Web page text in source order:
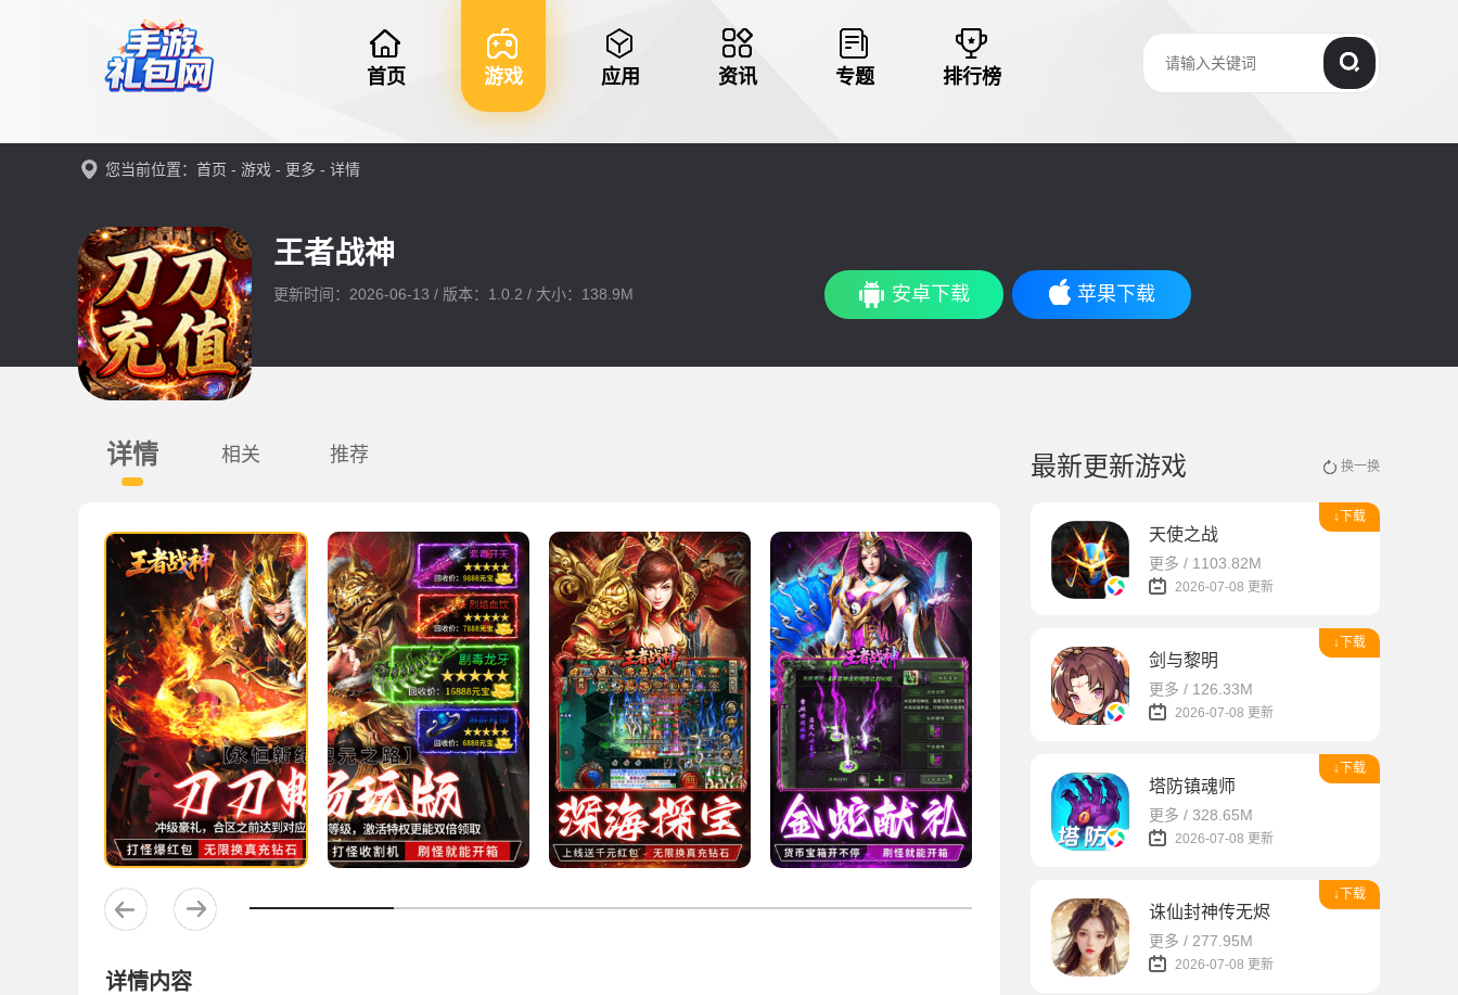
首页 游戏 应用 资讯 专题 排行榜
您当前位置： 首页 - 游戏 - 更多 - 详情
王者战神
更新时间：2026-06-13 / 版本：1.0.2 / 大小：138.9M 安卓下载 苹果下载
详情 相关 推荐
详情内容
最新更新游戏 换一换
↓下载
天使之战
更多 / 1103.82M
2026-07-08 更新
↓下载
剑与黎明
更多 / 126.33M
2026-07-08 更新
↓下载
塔防镇魂师
更多 / 328.65M
2026-07-08 更新
↓下载
诛仙封神传无烬
更多 / 277.95M
2026-07-08 更新